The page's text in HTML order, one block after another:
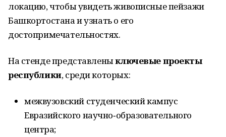
локацию, чтобы увидеть живописные пейзажи
Башкортостана и узнать о его
достопримечательностях.
На стенде представленыключевые проекты
республики, среди которых:
межвузовский студенческий кампус
Евразийского научно‑образовательного
центра;